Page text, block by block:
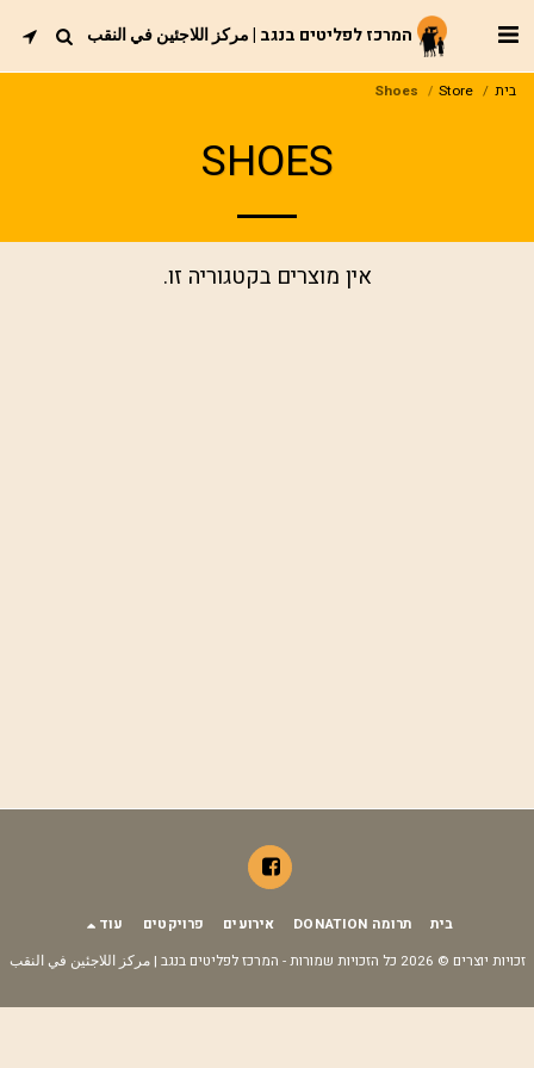
המרכז לפליטים בנגב | مركز اللاجئين في النقب
בית Store
Shoes
SHOES
אין מוצרים בקטגוריה זו.
בית תרומה DONATION אירועים פרויקטים
עוד
זכויות יוצרים © 2026 כל הזכויות שמורות -
המרכז לפליטים בנגב | مركز اللاجئين في النقب